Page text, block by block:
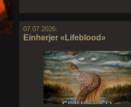
07.07.2026:
Einherjer «Lifeblood»